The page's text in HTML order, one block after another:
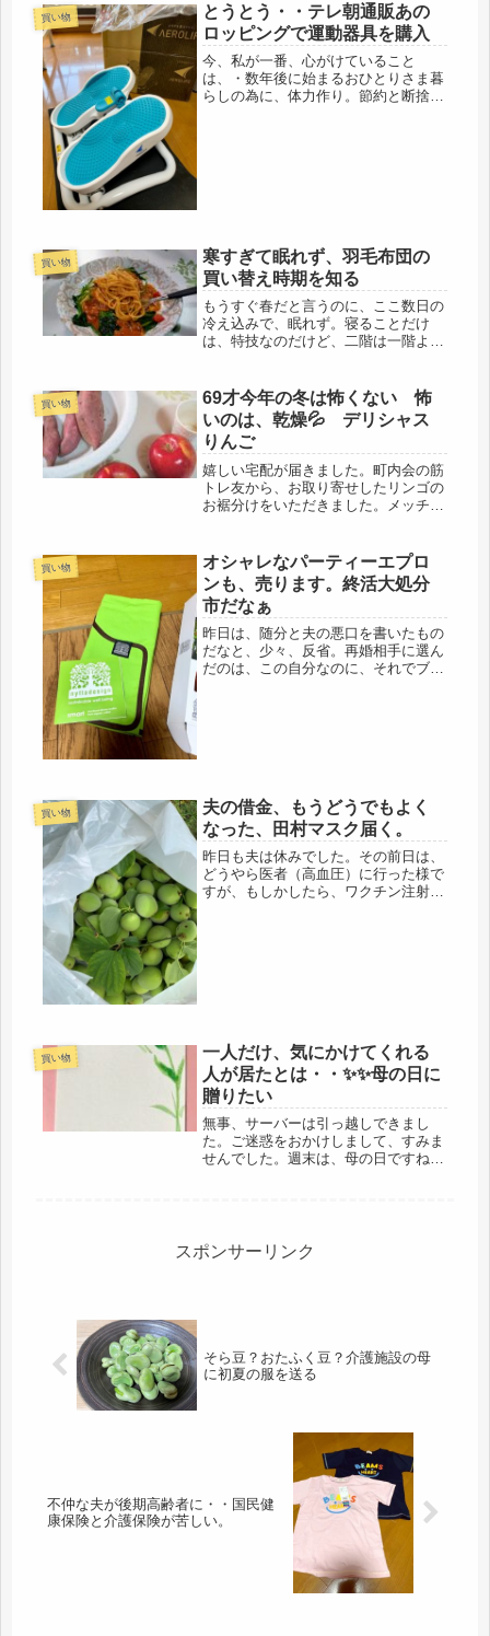
買い物
とうとう・・テレ朝通販あの
ロッピングで運動器具を購入
今、私が一番、心がけていること
は、・数年後に始まるおひとりさま暮
らしの為に、体力作り。節約と断捨離
買い物
寒すぎて眠れず、羽毛布団の
買い替え時期を知る
もうすぐ春だと言うのに、ここ数日の
冷え込みで、眠れず。寝ることだけ
は、特技なのだけど、二階は一階より
の、一瞬で爆睡のはずが、冷えすぎ
て、何時までも眠れず、その上、うつ
らうつら...
買い物
69才今年の冬は怖くない 怖
いのは、乾燥💦 デリシャス
りんご
嬉しい宅配が届きました。町内会の筋
トレ友から、お取り寄せしたリンゴの
お裾分けをいただきました。メッチ
笑）今日は人間と話せたｗｗ広島の稲
刈りの際に、芋掘りもしたので、その
サツ...
買い物
オシャレなパーティーエプロ
ンも、売ります。終活大処分
市だなぁ
昨日は、随分と夫の悪口を書いたもの
だなと、少々、反省。再婚相手に選ん
だのは、この自分なのに、それでブツ
買い物
夫の借金、もうどうでもよく
なった、田村マスク届く。
昨日も夫は休みでした。その前日は、
どうやら医者（高血圧）に行った様で
すが、もしかしたら、ワクチン注射も
買い物
一人だけ、気にかけてくれる
人が居たとは・・✨✨母の日に
贈りたい
無事、サーバーは引っ越しできまし
た。ご迷惑をおかけしまして、すみま
せんでした。週末は、母の日ですね。
い。あ...
スポンサーリンク
そら豆？おたふく豆？介護施設の母
に初夏の服を送る
不仲な夫が後期高齢者に・・国民健
康保険と介護保険が苦しい。